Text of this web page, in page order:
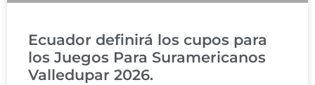
Ecuador definirá los cupos para
los Juegos Para Suramericanos
Valledupar 2026.